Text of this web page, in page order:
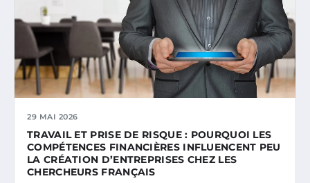
29 MAI 2026
TRAVAIL ET PRISE DE RISQUE : POURQUOI LES
COMPÉTENCES FINANCIÈRES INFLUENCENT PEU
LA CRÉATION D’ENTREPRISES CHEZ LES
CHERCHEURS FRANÇAIS